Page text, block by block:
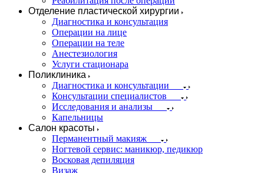
Отделение пластической хирургии
Диагностика и консультация
Операции на лице
Операции на теле
Анестезиология
Услуги стационара
Поликлиника
Диагностика и консультации
Консультации специалистов
Исследования и анализы
Капельницы
Салон красоты
Перманентный макияж
Ногтевой сервис: маникюр, педикюр
Восковая депиляция
Визаж